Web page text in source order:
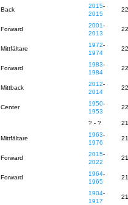
Back
2015-
2015
22
Forward
2001-
2013
22
Mittfältare
1972-
1974
22
Forward
1983-
1984
22
Mittback
2012-
2014
22
Center
1950-
1953
22
? - ? 21
Mittfältare
1963-
1976
21
Forward
2015-
2022
21
Forward
1964-
1965
21
1904-
1917
21